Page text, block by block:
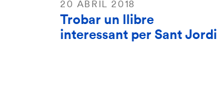
20 ABRIL 2018
Trobar un llibre
interessant per Sant Jordi